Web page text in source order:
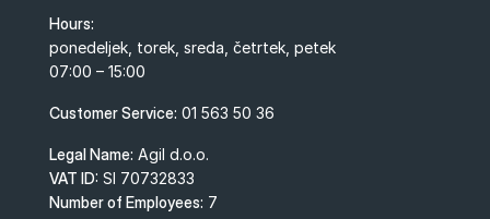
Hours:
ponedeljek, torek, sreda, četrtek, petek
07:00 – 15:00
Customer Service: 01 563 50 36
Legal Name: Agil d.o.o.
VAT ID: SI 70732833
Number of Employees: 7